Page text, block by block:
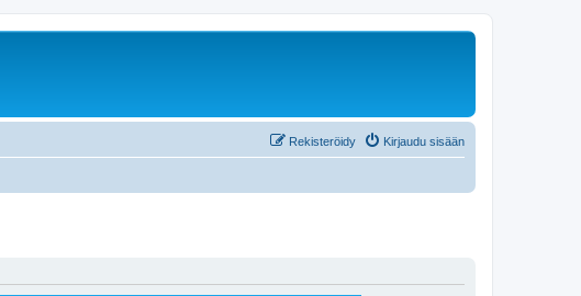
Kirjaudu sisään
Rekisteröidy